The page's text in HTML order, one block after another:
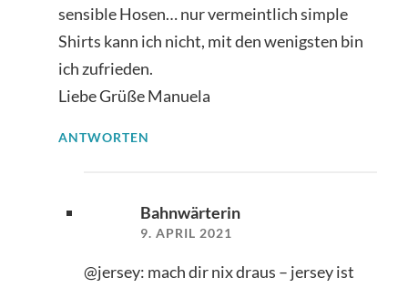
sensible Hosen… nur vermeintlich simple
Shirts kann ich nicht, mit den wenigsten bin
ich zufrieden.
Liebe Grüße Manuela
ANTWORTEN
Bahnwärterin
9. APRIL 2021
@jersey: mach dir nix draus – jersey ist